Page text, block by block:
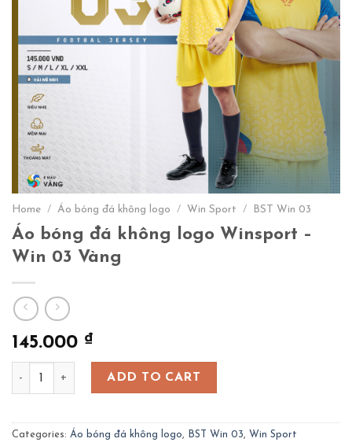
Home / Áo bóng đá không logo / Win Sport / BST Win 03
Áo bóng đá không logo Winsport –
Win 03 Vàng
145.000 ₫
Áo bóng đá không logo Winsport - Win 03 Vàng quantity
ADD TO CART
Categories: Áo bóng đá không logo, BST Win 03, Win Sport